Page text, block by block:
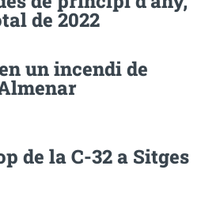
de 2022
un incendi de
de la C-32 a Sitges